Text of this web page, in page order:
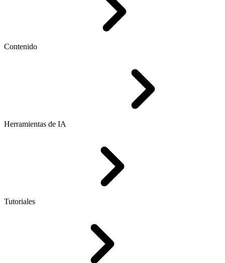
Contenido
Herramientas de IA
Tutoriales